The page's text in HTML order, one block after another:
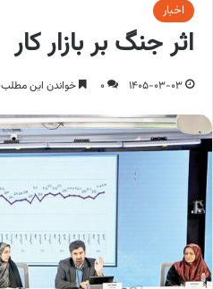
اخبار
اثر جنگ بر بازار کار
1405-03-03
0 خواندن این مطلب 5 دقیقه زمان میبرد